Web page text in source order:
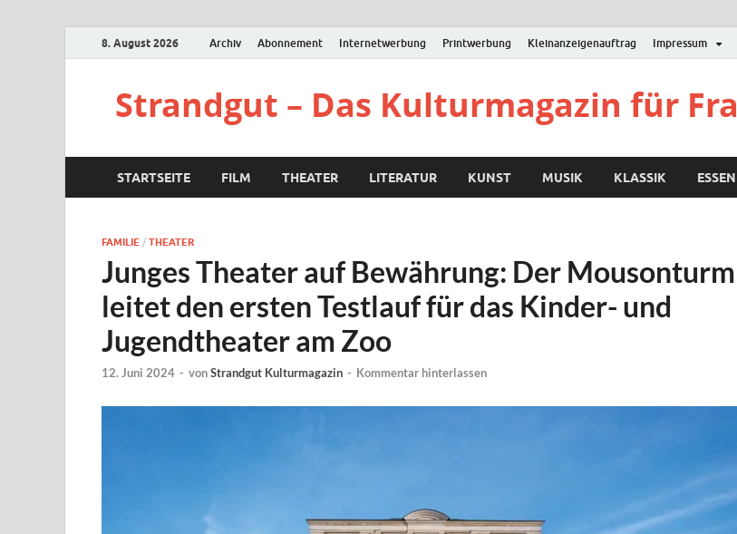
8. August 2026 Archiv Abonnement Internetwerbung Printwerbung Kleinanzeigenauftrag Impressum
Strandgut – Das Kulturmagazin für
STARTSEITE FILM THEATER LITERATUR KUNST MUSIK KLASSIK
FAMILIE / THEATER
Junges Theater auf Bewährung: Der Mousonturm
leitet den ersten Testlauf für das Kinder- und
Jugendtheater am Zoo
12. Juni 2024 - vonStrandgut Kulturmagazin - Kommentar hinterlassen